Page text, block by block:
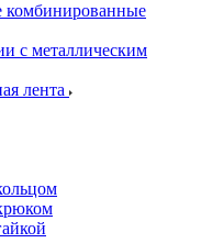
комбинированные
с металлическим
лента